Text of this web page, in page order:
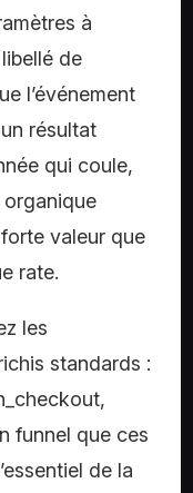
à
de
l’événement
résultat
qui coule,
valeur que
rate.
les
standards :
funnel que ces
de la